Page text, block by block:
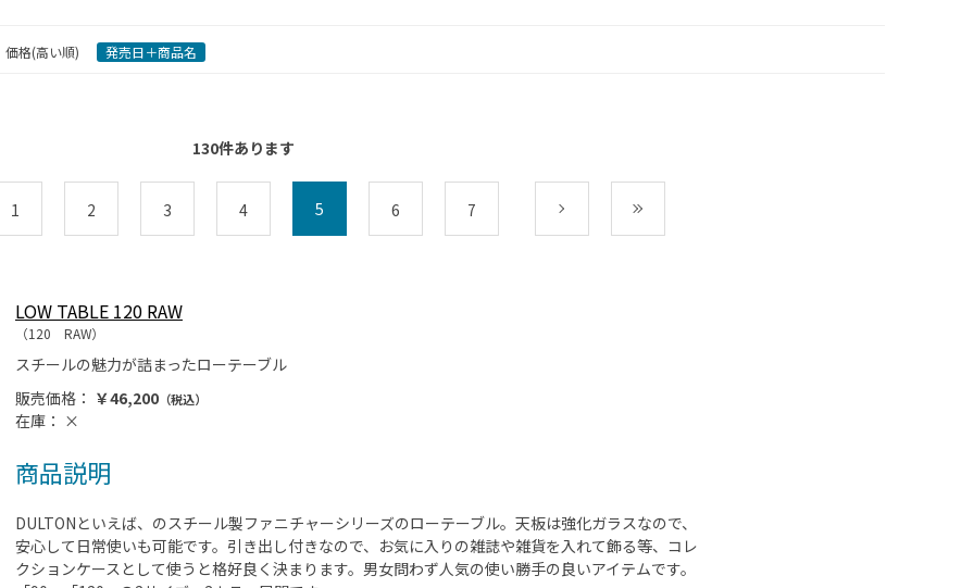
価格(高い順) 発売日＋商品名
130件あります
1 2 3 4 5 6 7
LOW TABLE 120 RAW
（120 RAW）
スチールの魅力が詰まったローテーブル
販売価格： ￥46,200 （税込）
在庫： ×
商品説明
DULTONといえば、のスチール製ファニチャーシリーズのローテーブル。天板は強化ガラスなので、
安心して日常使いも可能です。引き出し付きなので、お気に入りの雑誌や雑貨を入れて飾る等、コレ
クションケースとして使うと格好良く決まります。男女問わず人気の使い勝手の良いアイテムです。